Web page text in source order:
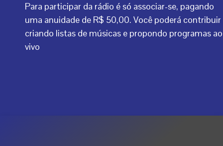
Para participar da rádio é só associar-se, pagando
uma anuidade de R$ 50,00. Você poderá contribuir
criando listas de músicas e propondo programas ao
vivo